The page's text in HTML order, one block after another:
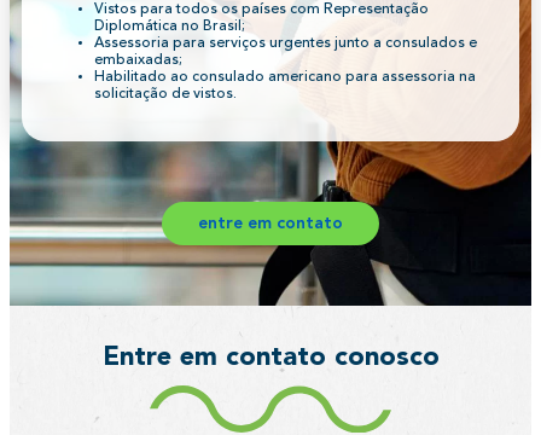
Vistos para todos os países com Representação
Diplomática no Brasil;
Assessoria para serviços urgentes junto a consulados e
embaixadas;
Habilitado ao consulado americano para assessoria na
solicitação de vistos.
entre em contato
Entre em contato conosco